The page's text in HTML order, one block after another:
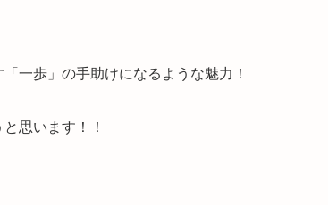
一歩」の手助けになるような魅力！
思います！！